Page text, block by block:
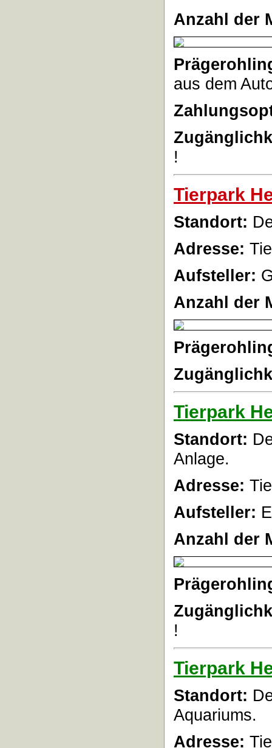
Anzahl der
aus dem
!
Tierpark
Standort:
Adresse:
Aufsteller:
Anzahl der
Tierpark
Standort:
Anlage.
Adresse:
Aufsteller:
Anzahl der
!
Tierpark
Standort:
Aquariums.
Adresse: